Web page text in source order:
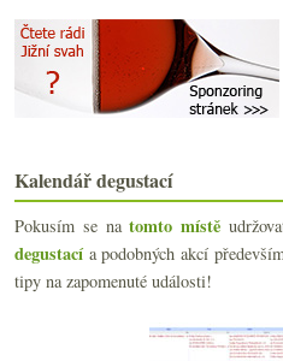
Trocha pryskyřice neuškodí
Zemřela Lucie „Lulu“ Peyraud
Silné červené a základní
Základní břidlicový Riesling
Champagne Etiénne Calsac na
►září(21)
►srpna(16)
► července(17)
Kalendář degustací
Pokusím se natomto místě
degustacía podobných akcí
tipy na zapomenuté události!